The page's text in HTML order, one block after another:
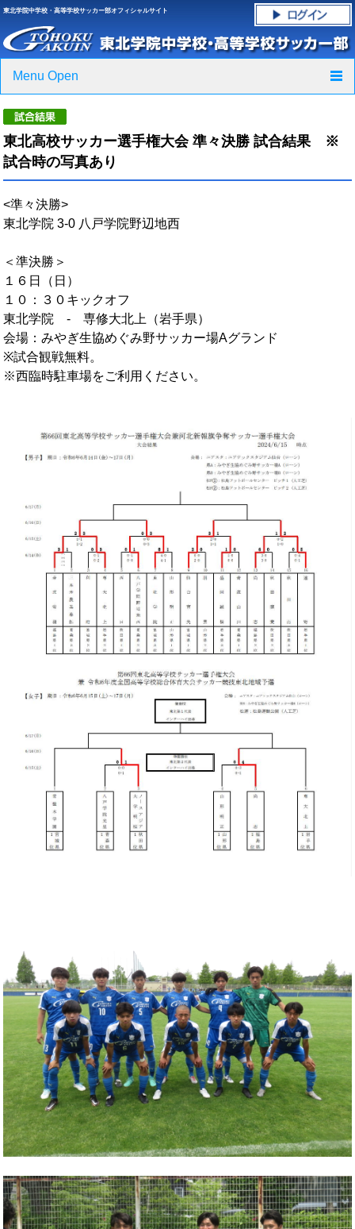
東北学院中学校・高等学校サッカー部オフィシャルサイト
Menu Open
ニュース
スケジュール
応援グッズご案内
OB会
東北高校サッカー選手権大会 準々決勝 試合結果 ※
試合時の写真あり
<準々決勝>
東北学院 3-0 八戸学院野辺地西
＜準決勝＞
１６日（日）
１０：３０キックオフ
東北学院 ‐ 専修大北上（岩手県）
会場：みやぎ生協めぐみ野サッカー場Aグランド
※試合観戦無料。
※西臨時駐車場をご利用ください。